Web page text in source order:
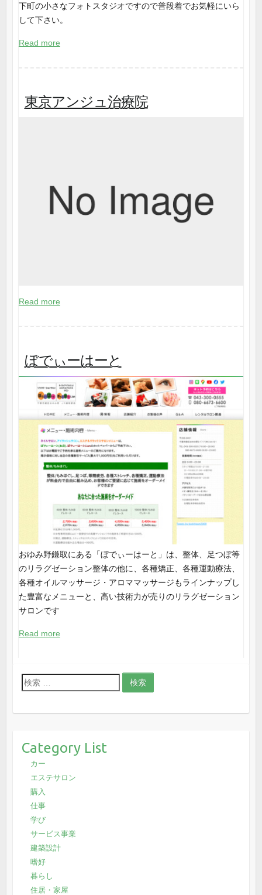
下町の小さなフォトスタジオですので普段着でお気軽にいら
して下さい。
Read more
東京アンジュ治療院
Read more
ぼでぃーはーと
おゆみ野鎌取にある「ぼでぃーはーと」は、整体、足つぼ等
のリラグゼーション整体の他に、各種矯正、各種運動療法、
各種オイルマッサージ・アロママッサージもラインナップし
た豊富なメニューと、高い技術力が売りのリラグゼーション
サロンです
Read more
検
索
Category List
カー
エステサロン
購入
仕事
学び
サービス事業
建築設計
嗜好
暮らし
住居・家屋